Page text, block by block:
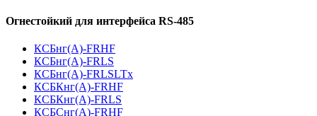
Огнестойкий для интерфейса RS-485
КСБнг(А)-FRHF
КСБнг(А)-FRLS
КСБнг(А)-FRLSLTx
КСБКнг(А)-FRHF
КСБКнг(А)-FRLS
КСБСнг(А)-FRHF